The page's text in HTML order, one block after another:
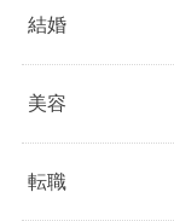
結婚
美容
転職